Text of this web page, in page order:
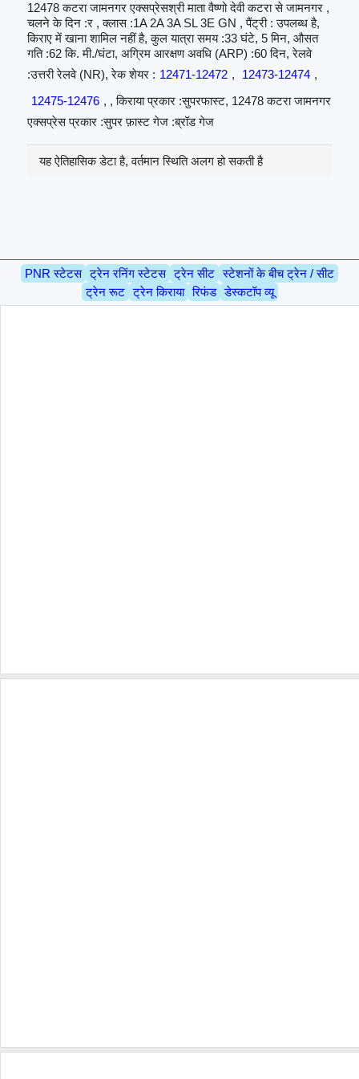
12478 कटरा जामनगर एक्सप्रेसश्री माता वैष्णो देवी कटरा से जामनगर ,
चलने के दिन :र , क्लास :1A 2A 3A SL 3E GN , पैंट्री : उपलब्ध है,
किराए में खाना शामिल नहीं है, कुल यात्रा समय :33 घंटे, 5 मिन, औसत
गति :62 कि. मी./घंटा, अग्रिम आरक्षण अवधि (ARP) :60 दिन, रेलवे
:उत्तरी रेलवे (NR), रेक शेयर : 12471-12472 , 12473-12474 ,
12475-12476 , , किराया प्रकार :सुपरफास्ट, 12478 कटरा जामनगर
एक्सप्रेस प्रकार :सुपर फ़ास्ट गेज :ब्रॉड गेज
यह ऐतिहासिक डेटा है, वर्तमान स्थिति अलग हो सकती है
PNR स्टेटस ट्रेन रनिंग स्टेटस ट्रेन सीट स्टेशनों के बीच ट्रेन / सीट
ट्रेन रूट ट्रेन किराया रिफंड डेस्कटॉप व्यू